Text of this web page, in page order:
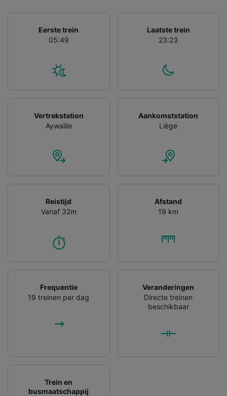
Eerste trein
05:49
Laatste trein
23:23
Vertrekstation
Aywaille
Aankomststation
Liège
Reistijd
Vanaf 32m
Afstand
19 km
Frequentie
19 treinen per dag
Veranderingen
Directe treinen
beschikbaar
Trein en
busmaatschappij
voor de volgende doeleinden:
Precieze geolocatiegegevens gebruiken. De
identificatie. Informatie op een apparaat
opslaan en/of openen. Gepersonaliseerde
advertenties en content, advertentie- en
contentmetingen, doelgroepenonderzoek en
Partnerlijst (derden)